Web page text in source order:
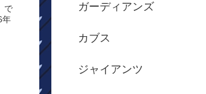
で
年
ガーディアンズ
カブス
ジャイアンツ